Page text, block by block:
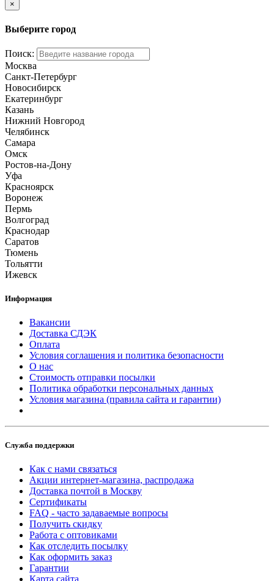
×
Выберите город
Поиск:
Москва
Санкт-Петербург
Новосибирск
Екатеринбург
Казань
Нижний Новгород
Челябинск
Самара
Омск
Ростов-на-Дону
Уфа
Красноярск
Воронеж
Пермь
Волгоград
Краснодар
Саратов
Тюмень
Тольятти
Ижевск
Информация
Вакансии
Доставка СДЭК
Оплата
Условия соглашения и политика безопасности
О нас
Стоимость отправки посылки
Политика обработки персональных данных
Условия магазина (правила сайта и гарантии)
Служба поддержки
Как с нами связаться
Акции интернет-магазина, распродажа
Доставка почтой в Москву
Сертификаты
FAQ - часто задаваемые вопросы
Получить скидку
Работа с оптовиками
Как отследить посылку
Как оформить заказ
Гарантии